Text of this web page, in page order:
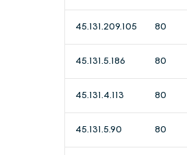
45.131.209.105 80
45.131.5.186 80
45.131.4.113 80
45.131.5.90 80